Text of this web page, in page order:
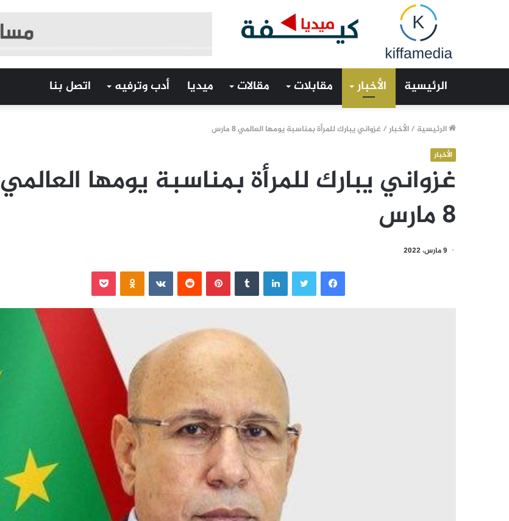
الرئيسية الأخبار مقابلات مقالات ميديا أدب وترفيه اتصل بنا
الرئيسية /الأخبار/غزواني يبارك للمرأة بمناسبة يومها العالمي 8 مارس
الأخبار
غزواني يبارك للمرأة بمناسبة يومها العالمي
8 مارس
9 مارس، 2022
فيسبوك لينكدإن بينتيريست